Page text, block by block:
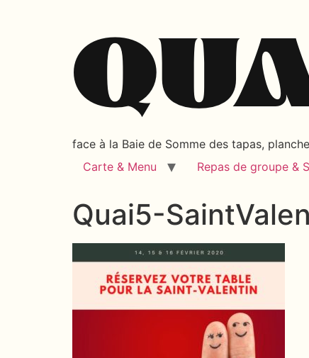
face à la Baie de Somme des tapas,
Carte & Menu
Repas de groupe &
Quai5-